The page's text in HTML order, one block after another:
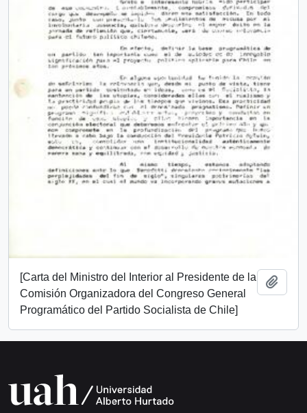
[Carta del Ministro del Interior al Presidente de la
Comisión Organizadora del Congreso General
Programático del Partido Socialista de Chile]